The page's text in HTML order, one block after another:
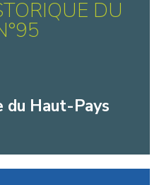
DU
du Haut-Pays